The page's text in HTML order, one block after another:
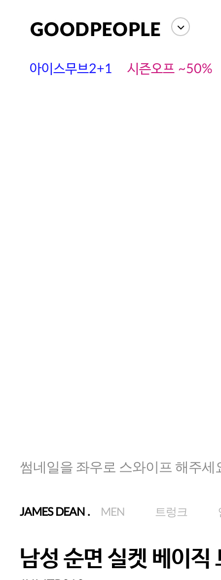
아이스무브2+1 시즌오프 ~50%
썸네일을 좌우로 스와이프 해주세
JAMES DEAN . MEN 트렁크
남성 순면 실켓 베이직